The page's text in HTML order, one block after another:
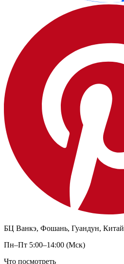
БЦ Ванкэ, Фошань, Гуандун, Китай
Пн–Пт 5:00–14:00 (Мск)
Что посмотреть